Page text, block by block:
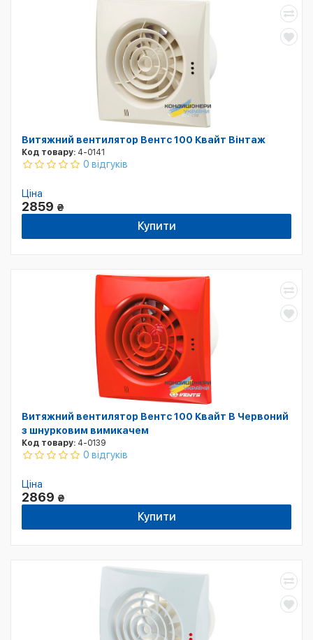
Витяжний вентилятор Вентс 100 Квайт Вінтаж
Код товару: 4-0141
0 відгуків
Ціна
2859 ₴
Купити
Витяжний вентилятор Вентс 100 Квайт В Червоний
з шнурковим вимикачем
Код товару: 4-0139
0 відгуків
Ціна
2869 ₴
Купити